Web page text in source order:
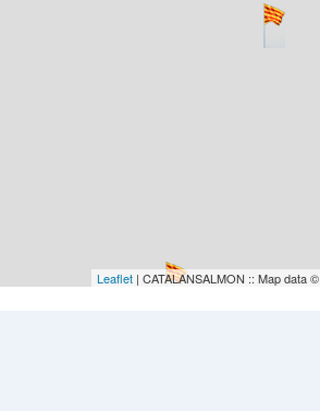
Leaflet | CATALANSALMON :: Map data ©